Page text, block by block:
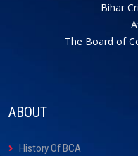
Bihar
The Board of
ABOUT
History Of BCA